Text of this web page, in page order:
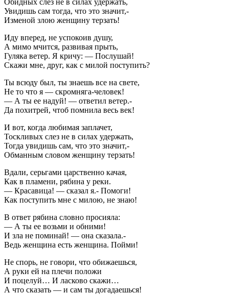
Обидных слез не в силах удержать,
Увидишь сам тогда, что это значит,-
Изменой злою женщину терзать!
Иду вперед, не успокоив душу,
А мимо мчится, развивая прыть,
Гуляка ветер. Я кричу: — Послушай!
Скажи мне, друг, как с милой поступить?
Ты всюду был, ты знаешь все на свете,
Не то что я — скромняга-человек!
— А ты ее надуй! — ответил ветер.-
Да похитрей, чтоб помнила весь век!
И вот, когда любимая заплачет,
Тоскливых слез не в силах удержать,
Тогда увидишь сам, что это значит,-
Обманным словом женщину терзать!
Вдали, серьгами царственно качая,
Как в пламени, рябина у реки.
— Красавица! — сказал я.- Помоги!
Как поступить мне с милою, не знаю!
В ответ рябина словно просияла:
— А ты ее возьми и обними!
И зла не поминай! — она сказала.-
Ведь женщина есть женщина. Пойми!
Не спорь, не говори, что обижаешься,
А руки ей на плечи положи
И поцелуй… И ласково скажи…
А что сказать — и сам ты догадаешься!